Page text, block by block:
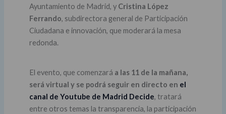
Ayuntamiento de Madrid, y Cristina López
Ferrando, subdirectora general de Participación
Ciudadana e innovación, que moderará la mesa
redonda.
El evento, que comenzará a las 11 de la mañana,
será virtual y se podrá seguir en directo en el
canal de Youtube de Madrid Decide, tratará
entre otros temas la transparencia, la participación